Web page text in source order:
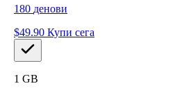
180 денови
$49.90 Купи сега
1 GB